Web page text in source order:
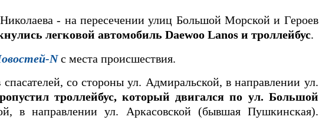
- на пересечении улиц Большой Морской и Героев
легковой автомобиль Daewoo Lanos и троллейбус.
Nс места происшествия.
со стороны ул. Адмиральской, в направлении ул.
троллейбус, который двигался по ул. Большой
в направлении ул. Аркасовской (бывшая Пушкинская).